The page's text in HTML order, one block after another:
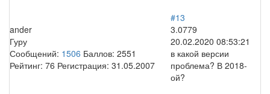
ander
Гуру
Сообщений: 1506 Баллов: 2551
Рейтинг: 76 Регистрация: 31.05.2007
#13
3.0779
20.02.2020 08:53:21
в какой версии
проблема? В 2018-
ой?